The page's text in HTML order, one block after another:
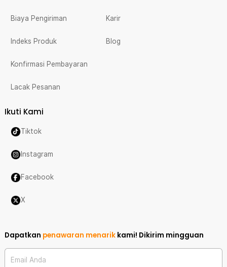
Biaya Pengiriman
Indeks Produk
Konfirmasi Pembayaran
Lacak Pesanan
Karir
Blog
Ikuti Kami
Tiktok
Instagram
Facebook
X
Dapatkan penawaran menarik kami! Dikirim mingguan
Email Anda